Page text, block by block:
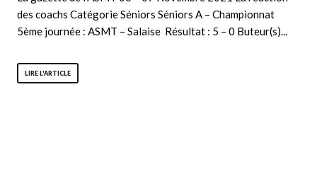
des coachs Catégorie Séniors Séniors A – Championnat
5ème journée : ASMT – Salaise Résultat : 5 – 0 Buteur(s)...
LIRE L'ARTICLE